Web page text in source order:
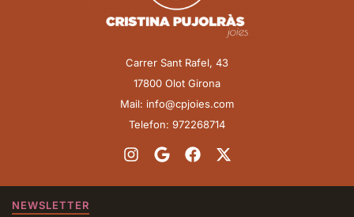
Carrer Sant Rafel, 43
17800 Olot Girona
Mail: info@cpjoies.com
Telefon: 972268714
NEWSLETTER